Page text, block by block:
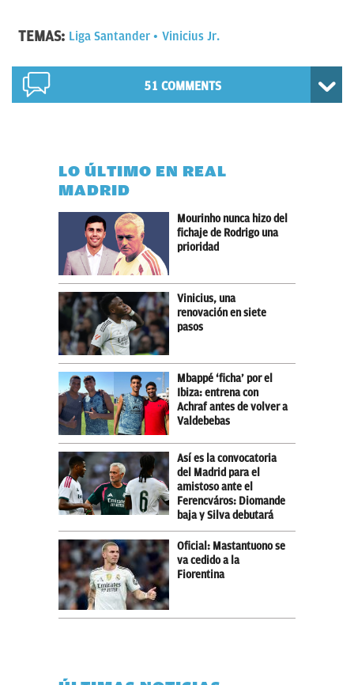
TEMAS: Liga Santander Vinicius Jr.
51 COMMENTS
LO ÚLTIMO EN REAL
MADRID
Mourinho nunca hizo del
fichaje de Rodrigo una
prioridad
Vinicius, una
renovación en siete
pasos
Mbappé ‘ficha’ por el
Ibiza: entrena con
Achraf antes de volver a
Valdebebas
Así es la convocatoria
del Madrid para el
amistoso ante el
Ferencváros: Diomande
baja y Silva debutará
Oficial: Mastantuono se
va cedido a la
Fiorentina